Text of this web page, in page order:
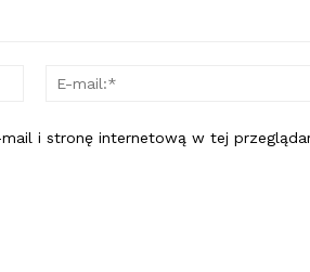
Nazwa:*
i stronę internetową w tej